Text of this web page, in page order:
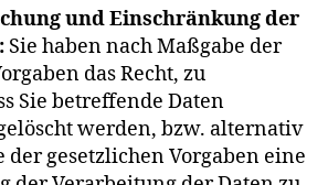
und Einschränkung der
Sie haben nach Maßgabe der
das Recht, zu
Sie betreffende Daten
werden, bzw. alternativ
der gesetzlichen Vorgaben eine